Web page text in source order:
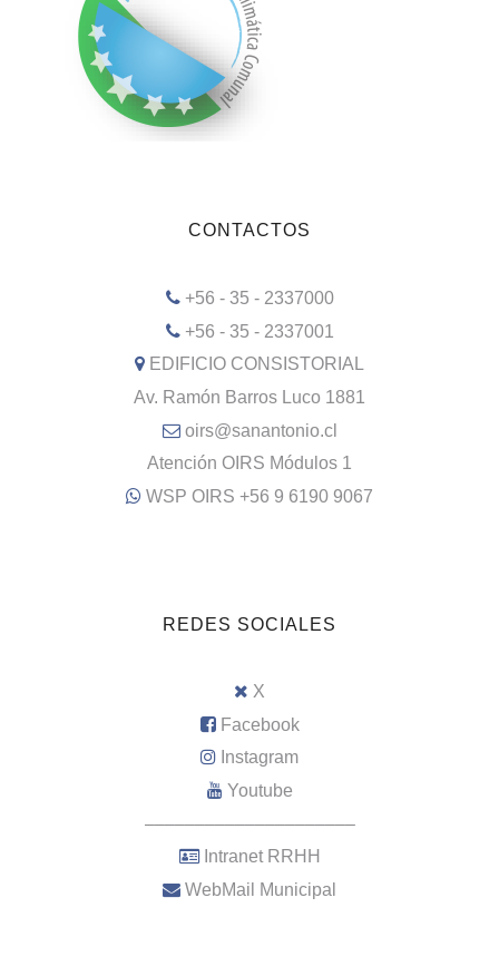
CONTACTOS
+56 - 35 - 2337000
+56 - 35 - 2337001
EDIFICIO CONSISTORIAL
Av. Ramón Barros Luco 1881
oirs@sanantonio.cl
Atención OIRS Módulos 1
WSP OIRS +56 9 6190 9067
REDES SOCIALES
X
Facebook
Instagram
Youtube
–––––––––––––––––––––
Intranet RRHH
WebMail Municipal